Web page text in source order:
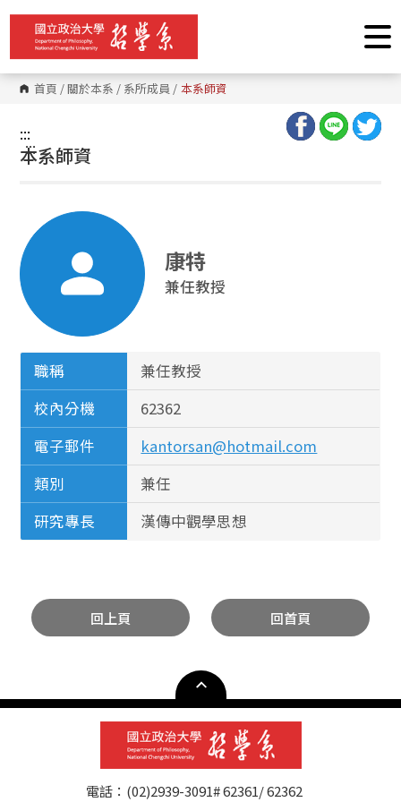
跳
要
內
容
區 首頁 /關於本系 / 系所成員 / 本系師資
:::
:::
本系師資
康特
兼任教授
職稱
兼任教授
校內分機
62362
電子郵件
kantorsan@hotmail.com
類別
兼任
研究專長
漢傳中觀學思想
回上頁 回首頁
電話：(02)2939-3091# 62361/ 62362